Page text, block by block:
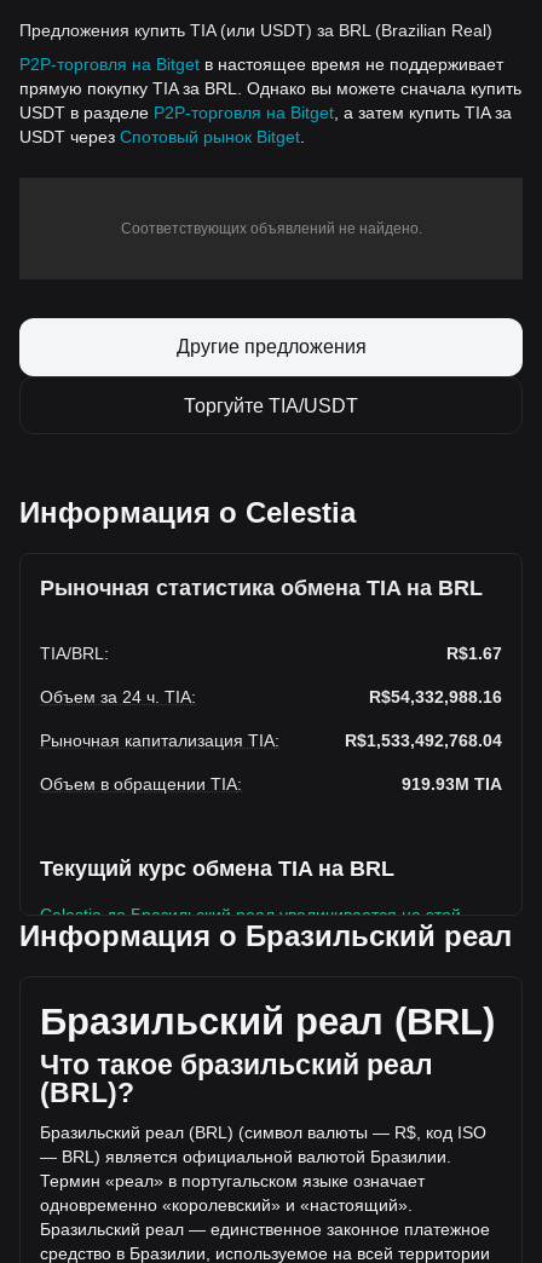
Предложения купить TIA (или USDT) за BRL (Brazilian Real)
P2P-торговля на Bitget в настоящее время не поддерживает
прямую покупку TIA за BRL. Однако вы можете сначала купить
USDT в разделе P2P-торговля на Bitget , а затем купить TIA за
USDT через Спотовый рынок Bitget
Соответствующих объявлений не найдено.
Другие предложения
Торгуйте TIA/USDT
Информация о Celestia
Рыночная статистика обмена TIA на BRL
TIA/BRL : R$1.67
Объем за 24 ч. TIA: R$54,332,988.16
Рыночная капитализация TIA: R$1,533,492,768.04
Объем в обращении TIA: 919.93M TIA
Текущий курс обмена TIA на BRL
Celestia до Бразильский реал увеличивается на этой
неделе.
TIA, а общая рыночная капитализация составляет
919,933,000TIA на основе оборотного предложения
Celestia R$1,533,492,768.04 BRL. Объем торгов упал на
Celestia% (R$-12,436,891.67 BRL) за последние 24 часа,
а объем торгов -18.63 составил R$66,769,879.82 было
продано за тот же период.
Дополнительная информация о Celestia
на Bitget
Информация о Бразильский реал
Бразильский реал (BRL)
Что такое бразильский реал
(BRL)?
Бразильский реал (BRL) (символ валюты — R$, код ISO
— BRL) является официальной валютой Бразилии.
Термин «реал» в португальском языке означает
одновременно «королевский» и «настоящий».
Бразильский реал — единственное законное платежное
средство в Бразилии,
используемое на всей территории